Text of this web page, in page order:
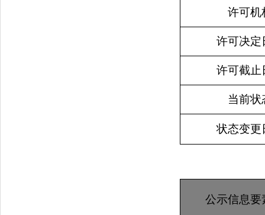
许可机
许可决定
许可截止
当前状
状态变更
公示信息要